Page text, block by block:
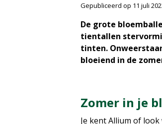
Gepubliceerd op 11 juli
De grote
tientallen
tinten.
bloeiend in de
Zomer in je
Je kent Allium of